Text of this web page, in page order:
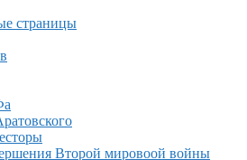
страницы
Второй мировоой войны